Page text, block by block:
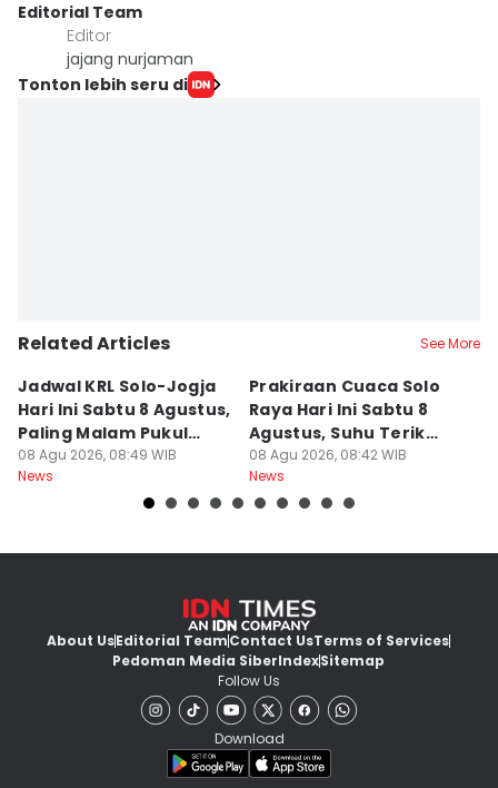
Editorial Team
Editor
jajang nurjaman
Tonton lebih seru di
Related Articles See More
Jadwal KRL Solo-Jogja
Hari Ini Sabtu 8 Agustus,
Paling Malam Pukul
20.42
08 Agu 2026, 08:49 WIB
News
Prakiraan Cuaca Solo
Raya Hari Ini Sabtu 8
Agustus, Suhu Terik
Capai 34 Derajat
08 Agu 2026, 08:42 WIB
News
About UsEditorial TeamContact UsTerms of Services
Pedoman Media SiberIndexSitemap
Follow Us
Download